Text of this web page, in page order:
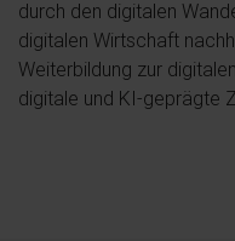
durch den digitalen
digitalen Wirtschaft
Weiterbildung zur
digitale und KI-geprägte